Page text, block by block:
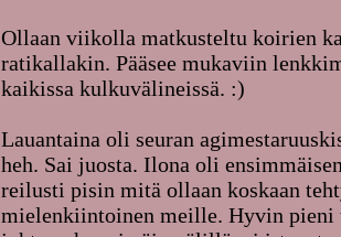
Ollaan viikolla matkusteltu koirien
ratikallakin. Pääsee mukaviin
kaikissa kulkuvälineissä. :)
Lauantaina oli seuran
heh. Sai juosta. Ilona oli
reilusti pisin mitä ollaan koskaan
mielenkiintoinen meille. Hyvin pieni